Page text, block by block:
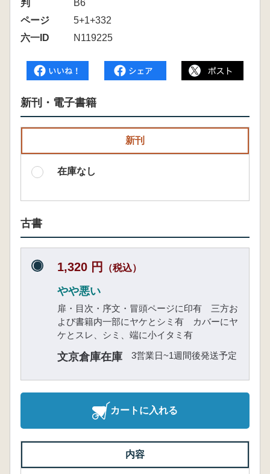
判
B6
ページ
5+1+332
六一ID
N119225
新刊・電子書籍
新刊
在庫なし
古書
1,320 円 （税込）
やや悪い
扉・目次・序文・冒頭ページに印有 三方お
よび書籍内一部にヤケとシミ有 カバーにヤ
ケとスレ、シミ、端に小イタミ有
文京倉庫在庫 3営業日~1週間後発送予定
カートに入れる
内容